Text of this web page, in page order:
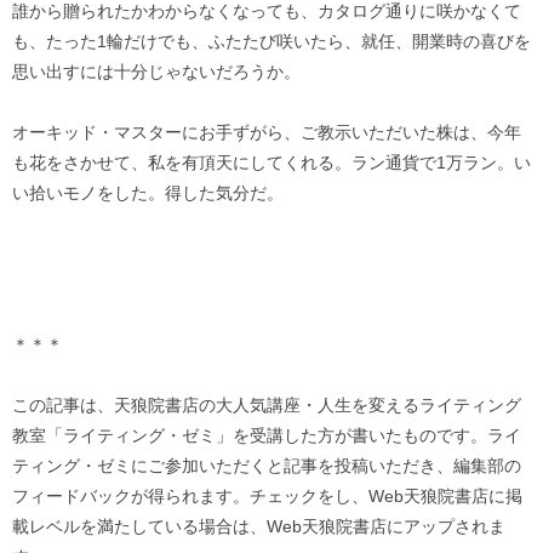
誰から贈られたかわからなくなっても、カタログ通りに咲かなくて
も、たった1輪だけでも、ふたたび咲いたら、就任、開業時の喜びを
思い出すには十分じゃないだろうか。
オーキッド・マスターにお手ずがら、ご教示いただいた株は、今年
も花をさかせて、私を有頂天にしてくれる。ラン通貨で1万ラン。い
い拾いモノをした。得した気分だ。
＊＊＊
この記事は、天狼院書店の大人気講座・人生を変えるライティング
教室「ライティング・ゼミ」を受講した方が書いたものです。ライ
ティング・ゼミにご参加いただくと記事を投稿いただき、編集部の
フィードバックが得られます。チェックをし、Web天狼院書店に掲
載レベルを満たしている場合は、Web天狼院書店にアップされま